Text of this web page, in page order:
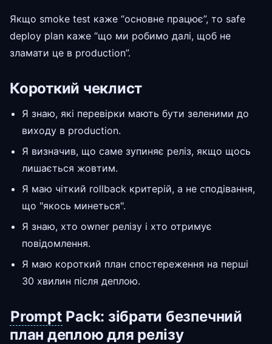
Якщо smoke test каже “основне працює”, то safe
deploy plan каже “що ми робимо далі, щоб не
зламати це в production”.
Короткий чеклист
Я знаю, які перевірки мають бути зеленими до
виходу в production.
Я визначив, що саме зупиняє реліз, якщо щось
лишається жовтим.
Я маю чіткий rollback критерій, а не сподівання,
що "якось минеться".
Я знаю, хто owner релізу і хто отримує
повідомлення.
Я маю короткий план спостереження на перші
30 хвилин після деплою.
Prompt Pack: зібрати безпечний
план деплою для релізу